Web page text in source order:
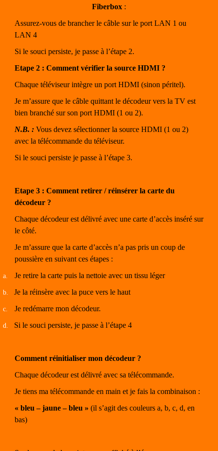
Fiberbox :
Assurez-vous de brancher le câble sur le port LAN 1 ou
LAN 4
Si le souci persiste, je passe à l’étape 2.
Etape 2 : Comment vérifier la source HDMI ?
Chaque téléviseur intègre un port HDMI (sinon péritel).
Je m’assure que le câble quittant le décodeur vers la TV est
bien branché sur son port HDMI (1 ou 2).
N.B. : Vous devez sélectionner la source HDMI (1 ou 2)
avec la télécommande du téléviseur.
Si le souci persiste je passe à l’étape 3.
Etape 3 : Comment retirer / réinsérer la carte du
décodeur ?
Chaque décodeur est délivré avec une carte d’accès inséré sur
le côté.
Je m’assure que la carte d’accès n’a pas pris un coup de
poussière en suivant ces étapes :
a. Je retire la carte puis la nettoie avec un tissu léger
b. Je la réinsère avec la puce vers le haut
c. Je redémarre mon décodeur.
d. Si le souci persiste, je passe à l’étape 4
Comment réinitialiser mon décodeur ?
Chaque décodeur est délivré avec sa télécommande.
Je tiens ma télécommande en main et je fais la combinaison :
« bleu – jaune – bleu » (il s’agit des couleurs a, b, c, d, en
bas)